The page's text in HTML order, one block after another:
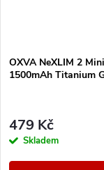
OXVA NeXLIM 2 Mini
1500mAh Titanium
479 Kč
Skladem